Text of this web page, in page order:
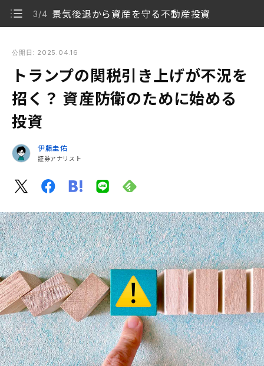
3/4 景気後退から資産を守る不動産投資
る投資
1/4 トランプ大統領の政策を発端とした株価の急落
2/4 関税引き上げに伴うリセッションリスク
景気後退から資産を守る不動産投資
4/4 本格的な下落リスクを回避するために
公開日: 2025.04.16
トランプの関税引き上げが不況を
招く？ 資産防衛のために始める
投資
伊藤圭佑
証券アナリスト